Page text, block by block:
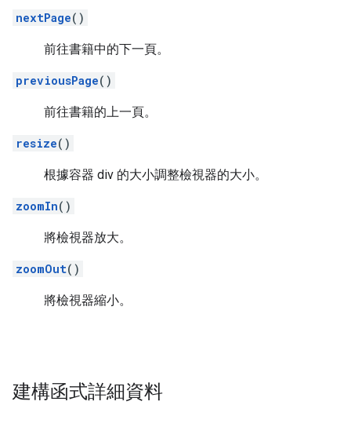
nextPage()
前往書籍中的下一頁。
previousPage()
前往書籍的上一頁。
resize()
根據容器 div 的大小調整檢視器的大小。
zoomIn()
將檢視器放大。
zoomOut()
將檢視器縮小。
建構函式詳細資料